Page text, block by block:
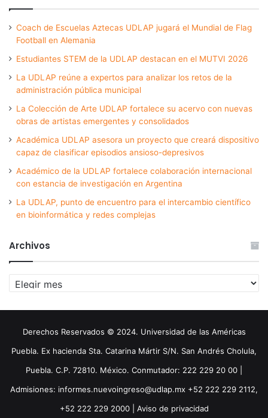
Coach de Escuelas Aztecas UDLAP jugará el Mundial de Flag
Football en Alemania
Estudiantes STEM de la UDLAP destacan en el MUTVI 2026
La UDLAP reúne a expertos para analizar los retos de la
administración pública municipal
La Colección de Arte UDLAP fortalece su acervo con nuevas
obras de artistas emergentes y consolidados
Académica UDLAP asesora un proyecto que creará dispositivo
capaz de clasificar episodios ansioso-depresivos
Académico de la UDLAP fortalece colaboración internacional
con estancia de investigación en Argentina
La UDLAP, punto de encuentro para el intercambio científico
en bioinformática y redes complejas
Archivos
Archivos
Derechos Reservados © 2024. Universidad de las Américas
Puebla. Ex hacienda Sta. Catarina Mártir S/N. San Andrés Cholula,
Puebla. C.P. 72810. México. Conmutador: 222 229 20 00 |
Admisiones: informes.nuevoingreso@udlap.mx +52 222 229 2112,
+52 222 229 2000 | Aviso de privacidad